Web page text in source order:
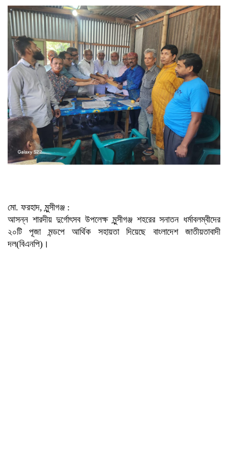
বিয়ের আয়োজন, বাবাকে
জরিমানা
শাড়ি পরে এলে ফুলমার্ক পাবে’,
খুবির সেই শিক্ষকের আরেক
কাণ্ড
কিস্তি সুরক্ষা কার্ডধারী ৮
শতাধিক পরিবারকে সহায়তা
ওয়ালটন প্লাজার
তিন উপদেষ্টার সঙ্গে জামায়াতের
সেক্রেটারির সাক্ষাৎ
বাগানে পড়েছিল নারীর
গলাকাটা মরদেহ
পু‌লি‌শে বরখাস্ত চলমান প্রক্রিয়া:
স্বরাষ্ট্র উপদেষ্টা
মো. ফরহাদ, মুন্সীগঞ্জ :
আসন্ন শারদীয় দুর্গোৎসব উপলেক্ষ মুন্সীগঞ্জ শহরের সনাতন ধর্মাবলম্বীদের
২০টি পূজা মন্ডপে আর্থিক সহায়তা দিয়েছে বাংলাদেশ জাতীয়তাবাদী
দল(বিএনপি)।